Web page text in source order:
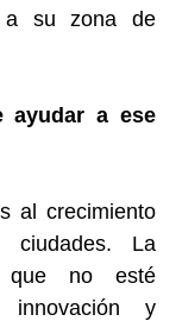
a su zona de
ayudar a ese
al crecimiento
ciudades. La
que no esté
innovación y